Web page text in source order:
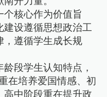
个核心作为价值旨
建设遵循思想政治工
，遵循学生成长规
段学生认知特点，
在培养爱国情感、初
高中阶段重在提升政